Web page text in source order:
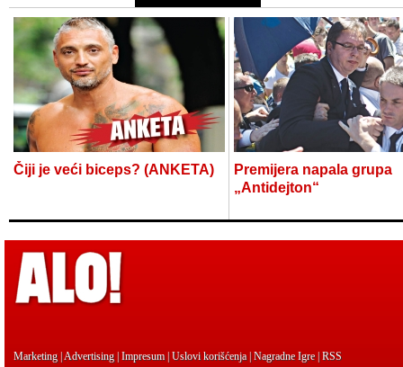
Čiji je veći biceps? (ANKETA)
Premijera napala grupa
„Antidejton“
Marketing|Advertising|Impresum|Uslovi korišćenja|Nagradne Igre|RSS